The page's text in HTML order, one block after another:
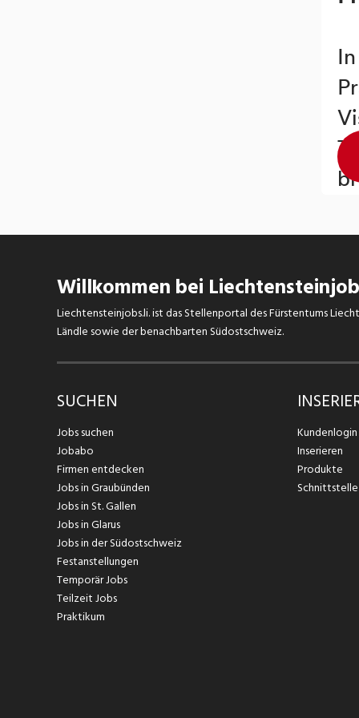
Willkommen bei
Liechtensteinjobs.li. ist das Stellenportal des Fürstentums
Ländle sowie der benachbarten Südostschweiz.
SUCHEN
Jobs suchen
Jobabo
Firmen entdecken
Jobs in Graubünden
Jobs in St. Gallen
Jobs in Glarus
Jobs in der Südostschweiz
Festanstellungen
Temporär Jobs
Teilzeit Jobs
Praktikum
Kundenlogin
Inserieren
Produkte
Schnittstelle